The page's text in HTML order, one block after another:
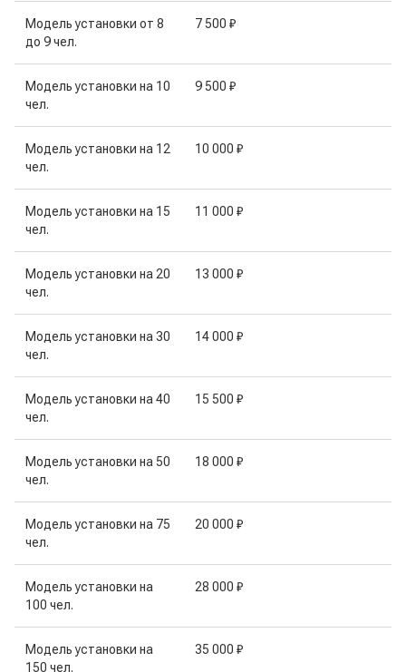
Модель установки от 8
до 9 чел.
7 500 ₽
Модель установки на 10
чел.
9 500 ₽
Модель установки на 12
чел.
10 000 ₽
Модель установки на 15
чел.
11 000 ₽
Модель установки на 20
чел.
13 000 ₽
Модель установки на 30
чел.
14 000 ₽
Модель установки на 40
чел.
15 500 ₽
Модель установки на 50
чел.
18 000 ₽
Модель установки на 75
чел.
20 000 ₽
Модель установки на
100 чел.
28 000 ₽
Модель установки на
150 чел.
35 000 ₽